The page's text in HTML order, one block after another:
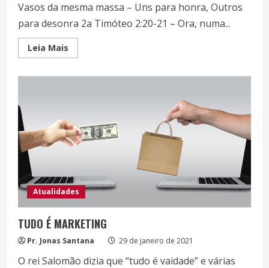
Vasos da mesma massa – Uns para honra, Outros
para desonra 2a Timóteo 2:20-21 – Ora, numa...
Leia Mais
more
Atualidades
TUDO É MARKETING
Pr. Jonas Santana 29 de janeiro de 2021
O rei Salomão dizia que “tudo é vaidade” e várias